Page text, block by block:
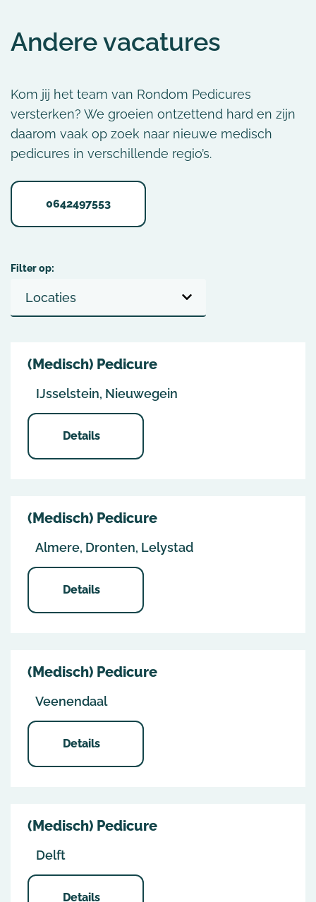
Andere vacatures
Kom jij het team van Rondom Pedicures
versterken? We groeien ontzettend hard en zijn
daarom vaak op zoek naar nieuwe medisch
pedicures in verschillende regio’s.
0642497553
Filter op:
(Medisch) Pedicure
IJsselstein, Nieuwegein
Details
(Medisch) Pedicure
Almere, Dronten, Lelystad
Details
(Medisch) Pedicure
Veenendaal
Details
(Medisch) Pedicure
Delft
Details